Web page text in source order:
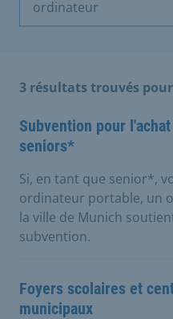
3 résultats trouvés
Subvention pour
seniors*
Si, en tant que senior*,
ordinateur portable, un
la ville de Munich
subvention.
Foyers scolaires et
municipaux